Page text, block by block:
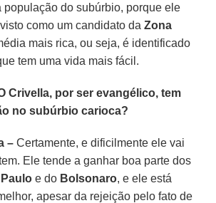
população do subúrbio, porque ele
como um candidato daZona
mais rica, ou seja, é identificado
tem uma vida mais fácil.
Crivella, por ser evangélico, tem
no subúrbio carioca?
– Certamente, e dificilmente ele vai
Ele tende a ganhar boa parte dos
e do Bolsonaro, e ele está
apesar da rejeição pelo fato de